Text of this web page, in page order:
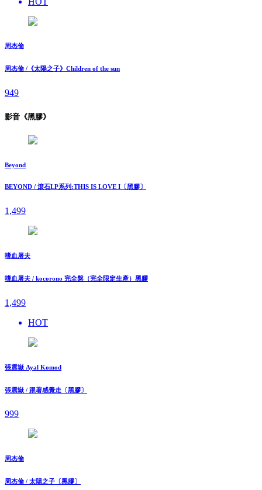
周杰倫
周杰倫 /《太陽之子》Children of the sun
949
影音《黑膠》
Beyond
BEYOND / 滾石LP系列:THIS IS LOVE I〔黑膠〕
1,499
嗜血屠夫
嗜血屠夫 / kocorono 完全盤（完全限定生產）黑膠
1,499
HOT
張震嶽 Ayal Komod
張震嶽 / 跟著感覺走〔黑膠〕
999
周杰倫
周杰倫 / 太陽之子〔黑膠〕